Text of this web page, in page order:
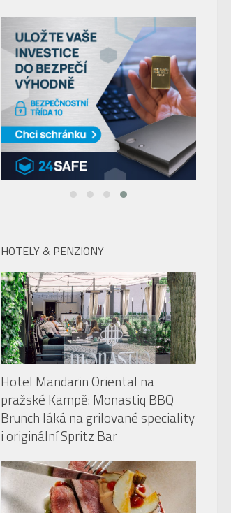
HOTELY & PENZIONY
Hotel Mandarin Oriental na
pražské Kampě: Monastiq BBQ
Brunch láká na grilované speciality
i originální Spritz Bar